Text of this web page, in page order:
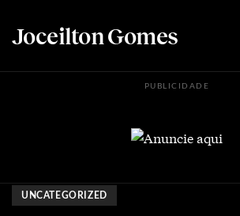
Joceilton Gomes
PUBLICIDADE
UNCATEGORIZED